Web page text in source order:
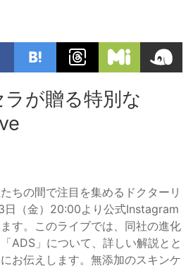
ラが贈る特別な
ちの間で注目を集めるドクターリ
（金）20:00より公式Instagram
す。このライブでは、同社の進化
ADS」について、詳しい解説とと
お伝えします。無添加のスキンケ